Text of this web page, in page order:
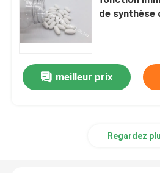
Suppléments de glucosamine
Supplément de vitamine C
de synthèse
meilleur prix
Regardez